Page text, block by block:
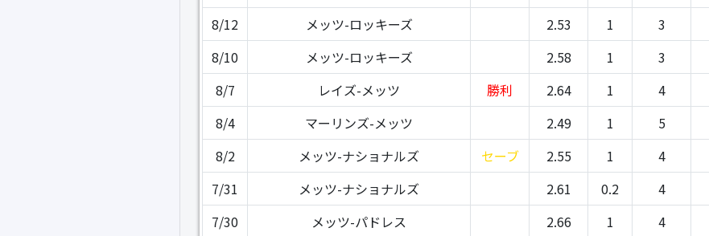
8/12
メッツ-ロッキーズ 2.53 1 3
8/10
メッツ-ロッキーズ 2.58 1 3
8/7
レイズ-メッツ 勝利 2.64 1 4
8/4
マーリンズ-メッツ 2.49 1 5
8/2
メッツ-ナショナルズ セーブ 2.55 1 4
7/31
メッツ-ナショナルズ 2.61 0.2 4
7/30
メッツ-パドレス 2.66 1 4